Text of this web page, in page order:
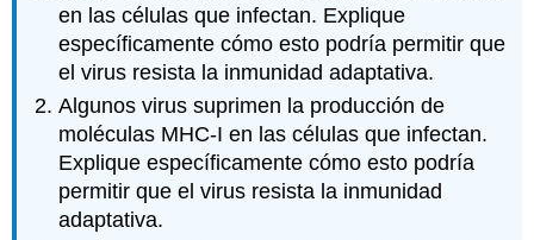
en las células que infectan. Explique
específicamente cómo esto podría permitir que
el virus resista la inmunidad adaptativa.
Algunos virus suprimen la producción de
moléculas MHC-I en las células que infectan.
Explique específicamente cómo esto podría
permitir que el virus resista la inmunidad
adaptativa.